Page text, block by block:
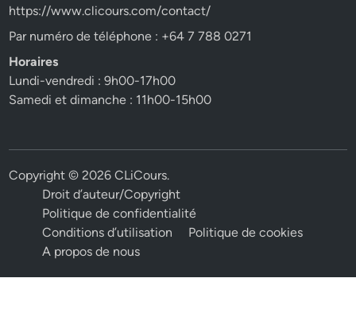
https://www.clicours.com/contact/
Par numéro de téléphone : +64 7 788 0271
Horaires
Lundi-vendredi : 9h00-17h00
Samedi et dimanche : 11h00-15h00
Copyright © 2026CLiCours.
Droit d’auteur/Copyright
Politique de confidentialité
Conditions d’utilisation
Politique de cookies
A propos de nous